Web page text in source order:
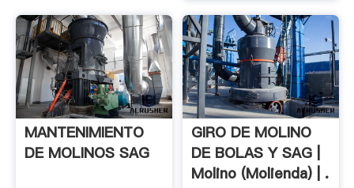
MANTENIMIENTO
DE MOLINOS SAG
GIRO DE MOLINO
DE BOLAS Y SAG |
Molino (molienda) | .